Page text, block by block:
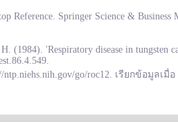
Reference. Springer Science & Business
(1984). 'Respiratory disease in tungsten
go/roc12. เรียกข้อมูลเมื่อ